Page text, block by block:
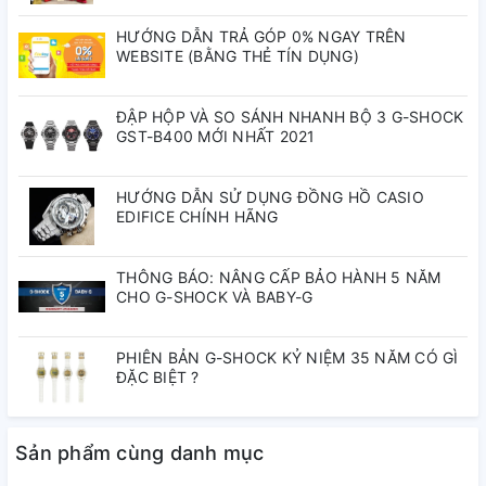
Thương hiệu: Carnival
Mã sản phẩm:
Dòng sản phẩm:Nautilus
Loại máy:Automatic (Cơ tự động)
Chất liệu dây:
Chất liệu vỏ:Thép không gỉ
Đường kính mặt:41mm
Chống nước:30M
Mặt kính:
Màu mặt:Xanh navy sang trọng
Lý do nên chọn Carnival
Nautilus 8108G1-VH-DD-D
Phong cách Nautilus– Biểu tượng sang trọng của
đồng hồ thể thao.
Bộ máy cơ automatic – Bền bỉ, không cần pin.
HƯỚNG DẪN TRẢ GÓP 0% NGAY TRÊN
WEBSITE (BẰNG THẺ TÍN DỤNG)
ĐẬP HỘP VÀ SO SÁNH NHANH BỘ 3 G-SHOCK
GST-B400 MỚI NHẤT 2021
HƯỚNG DẪN SỬ DỤNG ĐỒNG HỒ CASIO
EDIFICE CHÍNH HÃNG
THÔNG BÁO: NÂNG CẤP BẢO HÀNH 5 NĂM
CHO G-SHOCK VÀ BABY-G
PHIÊN BẢN G-SHOCK KỶ NIỆM 35 NĂM CÓ GÌ
ĐẶC BIỆT ?
Sản phẩm cùng danh mục